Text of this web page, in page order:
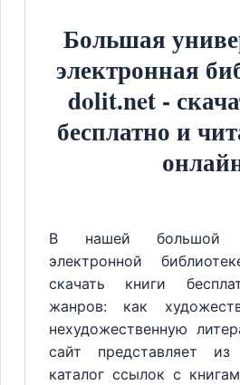
Большая
электронная
dolit.net -
бесплатно и
В нашей большой
электронной
скачать книги
жанров: как
нехудожественную
сайт представляет
каталог ссылок с